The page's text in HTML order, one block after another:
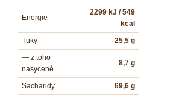
Energie
2299 kJ / 549
kcal
Tuky
25,5 g
— z toho
nasycené
8,7 g
Sacharidy 69,6 g